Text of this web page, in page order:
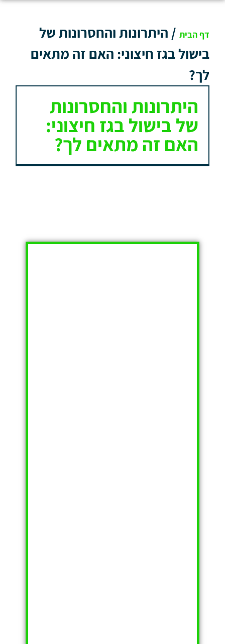
דף הבית / היתרונות והחסרונות של
בישול בגז חיצוני: האם זה מתאים
לך?
היתרונות והחסרונות
של בישול בגז חיצוני:
האם זה מתאים לך?